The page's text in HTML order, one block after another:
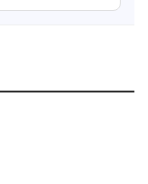
검색실행